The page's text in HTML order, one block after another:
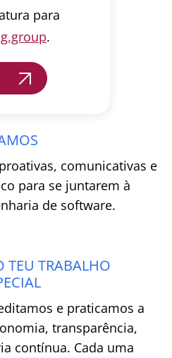
para
.
comunicativas e
para se juntarem à
de software.
TEU TRABALHO
e praticamos a
transparência,
contínua. Cada uma